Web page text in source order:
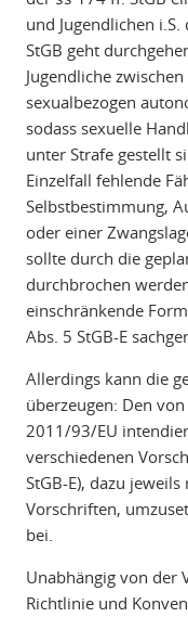
und Jugendlichen i.S.
StGB geht
Jugendliche
sexualbezogen
sodass sexuelle
unter Strafe gestellt
Einzelfall fehlende
Selbstbestimmung,
oder einer
sollte durch die
durchbrochen
einschränkende
Abs. 5 StGB-E
Allerdings kann die
überzeugen: Den
2011/93/EU
verschiedenen
StGB-E), dazu
Vorschriften,
bei.
Unabhängig von der
Richtlinie und